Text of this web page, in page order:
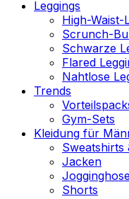
Leggings
High-Waist-
Scrunch-
Schwarze
Flared
Nahtlose
Trends
Gym-Sets
Kleidung für
Sweatshirts
Jacken
Shorts